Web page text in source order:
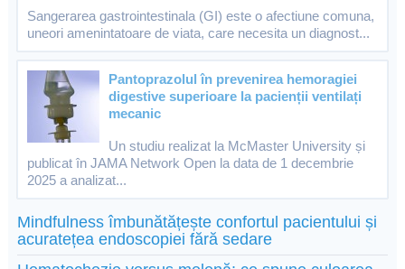
Sangerarea gastrointestinala (GI) este o afectiune comuna,
uneori amenintatoare de viata, care necesita un diagnost...
Pantoprazolul în prevenirea hemoragiei
digestive superioare la pacienții ventilați
mecanic
Un studiu realizat la McMaster University și
publicat în JAMA Network Open la data de 1 decembrie
2025 a analizat...
Mindfulness îmbunătățește confortul pacientului și
acuratețea endoscopiei fără sedare